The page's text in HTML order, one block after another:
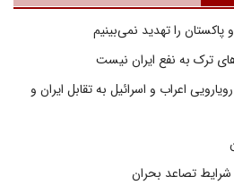
پاکستان را تهدید نمی‌بینیم
ترک به نفع ایران نیست
اعراب و اسرائیل به تقابل ایران و
شرایط تصاعد بحران